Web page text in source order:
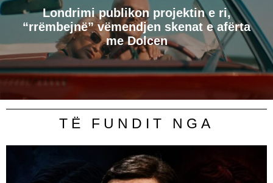
Londrimi publikon projektin e ri,
“rrëmbejnë” vëmendjen skenat e afërta
me Dolcen
TË FUNDIT NGA